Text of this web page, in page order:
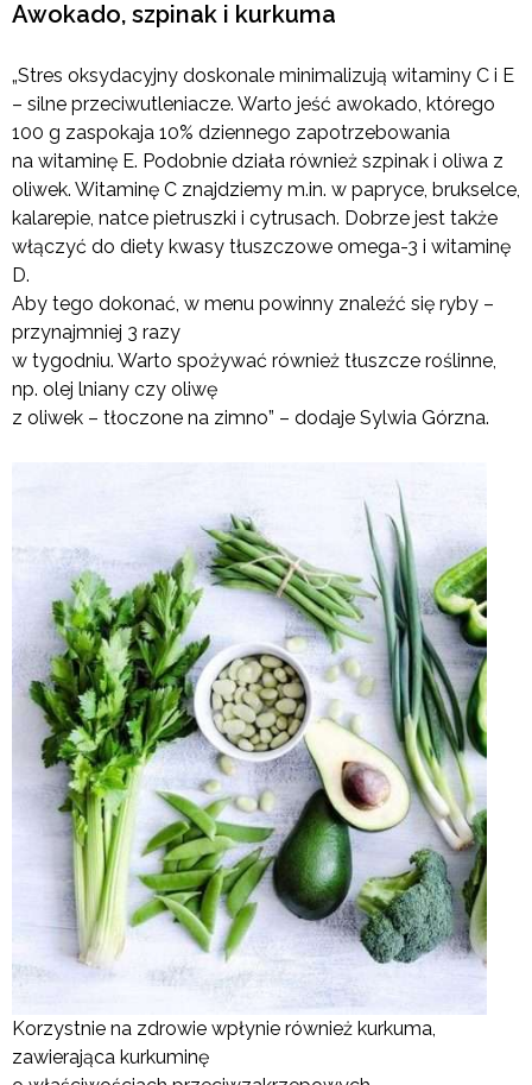
Awokado, szpinak i kurkuma
„Stres oksydacyjny doskonale minimalizują witaminy C i E
– silne przeciwutleniacze. Warto jeść awokado, którego
100 g zaspokaja 10% dziennego zapotrzebowania
na witaminę E. Podobnie działa również szpinak i oliwa z
oliwek. Witaminę C znajdziemy m.in. w papryce, brukselce,
kalarepie, natce pietruszki i cytrusach. Dobrze jest także
włączyć do diety kwasy tłuszczowe omega-3 i witaminę
D.
Aby tego dokonać, w menu powinny znaleźć się ryby –
przynajmniej 3 razy
w tygodniu. Warto spożywać również tłuszcze roślinne,
np. olej lniany czy oliwę
z oliwek – tłoczone na zimno” – dodaje Sylwia Górzna.
Korzystnie na zdrowie wpłynie również kurkuma,
zawierająca kurkuminę